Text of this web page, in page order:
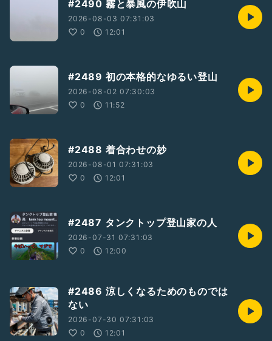
#2490 霧と暴風の伊吹山
2026-08-03 07:31:03
0
12:01
#2489 初の本格的なゆるい登山
2026-08-02 07:30:03
0
11:52
#2488 着合わせの妙
2026-08-01 07:31:03
0
12:01
#2487 タンクトップ登山家の人
2026-07-31 07:31:03
0
12:00
#2486 涼しくなるためのものでは
ない
2026-07-30 07:31:03
0
12:01